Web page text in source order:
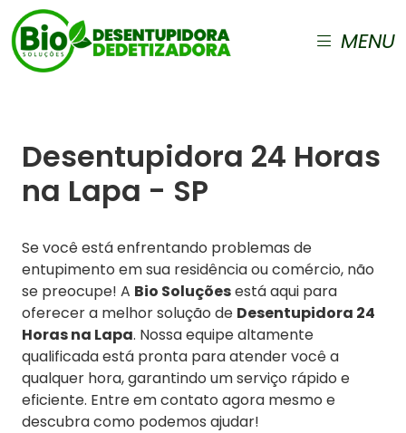
MENU
Desentupidora 24 Horas
na Lapa - SP
Se você está enfrentando problemas de
entupimento em sua residência ou comércio, não
se preocupe! A Bio Soluçõesestá aqui para
oferecer a melhor solução de Desentupidora 24
Horas na Lapa. Nossa equipe altamente
qualificada está pronta para atender você a
qualquer hora, garantindo um serviço rápido e
eficiente. Entre em contato agora mesmo e
descubra como podemos ajudar!